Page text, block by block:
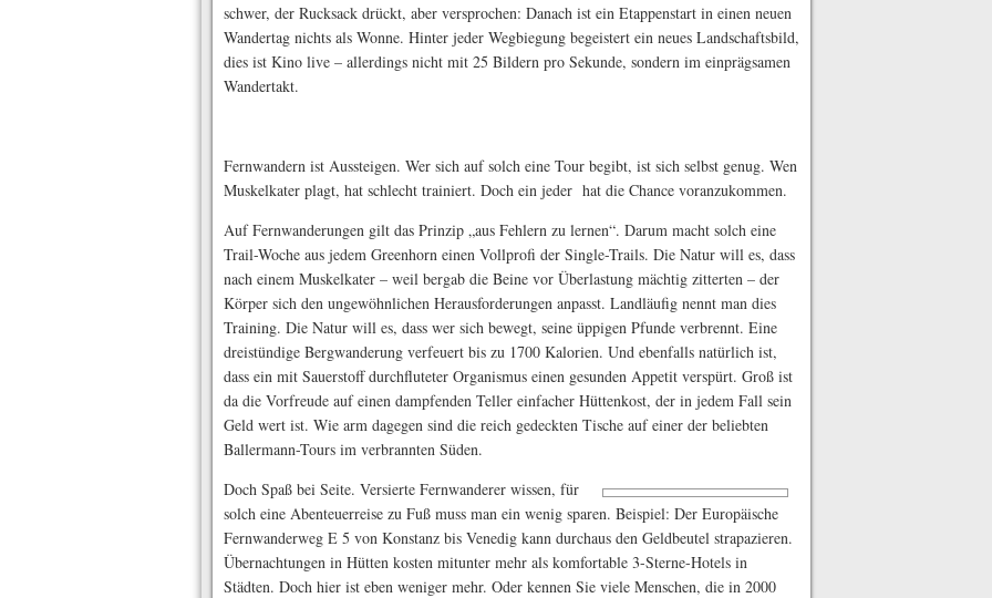
schwer, der Rucksack drückt, aber versprochen: Danach ist ein Etappenstart in einen neuen
Wandertag nichts als Wonne. Hinter jeder Wegbiegung begeistert ein neues Landschaftsbild,
dies ist Kino live – allerdings nicht mit 25 Bildern pro Sekunde, sondern im einprägsamen
Wandertakt.
Fernwandern ist Aussteigen. Wer sich auf solch eine Tour begibt, ist sich selbst genug. Wen
Muskelkater plagt, hat schlecht trainiert. Doch ein jeder hat die Chance voranzukommen.
Auf Fernwanderungen gilt das Prinzip „aus Fehlern zu lernen“. Darum macht solch eine
Trail-Woche aus jedem Greenhorn einen Vollprofi der Single-Trails. Die Natur will es, dass
nach einem Muskelkater – weil bergab die Beine vor Überlastung mächtig zitterten – der
Körper sich den ungewöhnlichen Herausforderungen anpasst. Landläufig nennt man dies
Training. Die Natur will es, dass wer sich bewegt, seine üppigen Pfunde verbrennt. Eine
drei­stündige Bergwanderung verfeuert bis zu 1700 Kalorien. Und ebenfalls natürlich ist,
dass ein mit Sauerstoff durchfluteter Organismus einen gesunden Appetit verspürt. Groß ist
da die Vorfreude auf einen dampfenden Teller einfacher Hüttenkost, der in jedem Fall sein
Geld wert ist. Wie arm dagegen sind die reich gedeckten Tische auf einer der beliebten
Ballermann-Tours im verbrannten Süden.
Doch Spaß bei Seite. Versierte Fernwanderer wissen, für
solch eine Abenteuerreise zu Fuß muss man ein wenig sparen. Beispiel: Der Europäische
Fernwanderweg E 5 von Konstanz bis Venedig kann durchaus den Geldbeutel strapazieren.
Übernachtungen in Hütten kosten mitunter mehr als komfortable 3-Sterne-Hotels in
Städten. Doch hier ist eben weniger mehr. Oder kennen Sie viele Menschen, die in 2000